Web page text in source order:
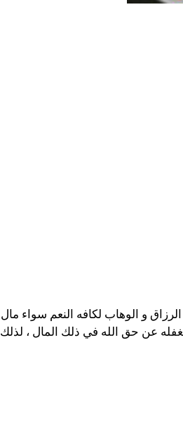
و الوهاب لكافه النعم سواء مال
عن حق الله في ذلك المال ، لذلك